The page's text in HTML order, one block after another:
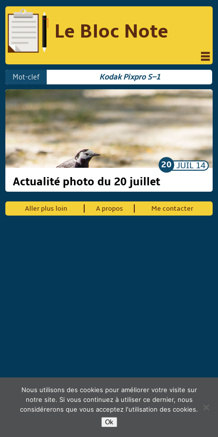
Le Bloc Note
INFORMATIQUE
MUSIQUE
PHOTOGRAPHIE
PODCAST
RÉFLEXIONS
REVUES DE PRESSE
COMPARATIF DES HYBRIDES
COMPARATIF DES APPAREILS REFLEX
Suivre Le Bloc Note
Mot-clef Kodak Pixpro S–1
20 JUIL 14
Actualité photo du 20 juillet
Aller plus loin A propos Me contacter
Nous utilisons des cookies pour améliorer votre visite sur
notre site. Si vous continuez à utiliser ce dernier, nous
considérerons que vous acceptez l'utilisation des cookies.
Ok